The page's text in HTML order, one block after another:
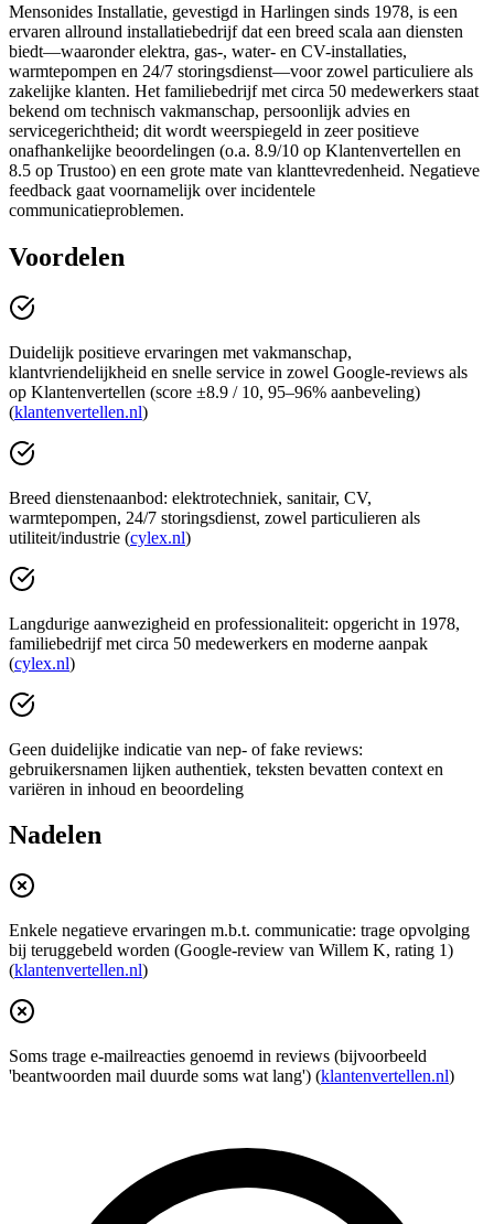
Mensonides Installatie, gevestigd in Harlingen sinds 1978, is een
ervaren allround installatiebedrijf dat een breed scala aan diensten
biedt—waaronder elektra, gas-, water- en CV-installaties,
warmtepompen en 24/7 storingsdienst—voor zowel particuliere als
zakelijke klanten. Het familiebedrijf met circa 50 medewerkers staat
bekend om technisch vakmanschap, persoonlijk advies en
servicegerichtheid; dit wordt weerspiegeld in zeer positieve
onafhankelijke beoordelingen (o.a. 8.9/10 op Klantenvertellen en
8.5 op Trustoo) en een grote mate van klanttevredenheid. Negatieve
feedback gaat voornamelijk over incidentele
communicatieproblemen.
Voordelen
Duidelijk positieve ervaringen met vakmanschap,
klantvriendelijkheid en snelle service in zowel Google-reviews als
op Klantenvertellen (score ±8.9 / 10, 95–96% aanbeveling)
(klantenvertellen.nl)
Breed dienstenaanbod: elektrotechniek, sanitair, CV,
warmtepompen, 24/7 storingsdienst, zowel particulieren als
utiliteit/industrie (cylex.nl)
Langdurige aanwezigheid en professionaliteit: opgericht in 1978,
familiebedrijf met circa 50 medewerkers en moderne aanpak
(cylex.nl)
Geen duidelijke indicatie van nep- of fake reviews:
gebruikersnamen lijken authentiek, teksten bevatten context en
variëren in inhoud en beoordeling
Nadelen
Enkele negatieve ervaringen m.b.t. communicatie: trage opvolging
bij teruggebeld worden (Google-review van Willem K, rating 1)
(klantenvertellen.nl)
Soms trage e-mailreacties genoemd in reviews (bijvoorbeeld
'beantwoorden mail duurde soms wat lang') (klantenvertellen.nl)